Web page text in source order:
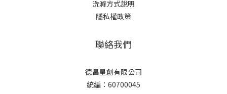
洗滌方式說明
隱私權政策
聯絡我們
德昌星創有限公司
統編：60700045